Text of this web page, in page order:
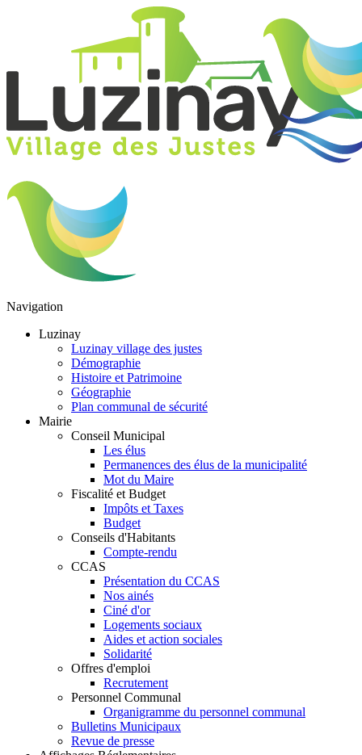
Navigation
Luzinay
Luzinay village des justes
Démographie
Histoire et Patrimoine
Géographie
Plan communal de sécurité
Mairie
Conseil Municipal
Les élus
Permanences des élus de la municipalité
Mot du Maire
Fiscalité et Budget
Impôts et Taxes
Budget
Conseils d'Habitants
Compte-rendu
CCAS
Présentation du CCAS
Nos ainés
Ciné d'or
Logements sociaux
Aides et action sociales
Solidarité
Offres d'emploi
Recrutement
Personnel Communal
Organigramme du personnel communal
Bulletins Municipaux
Revue de presse